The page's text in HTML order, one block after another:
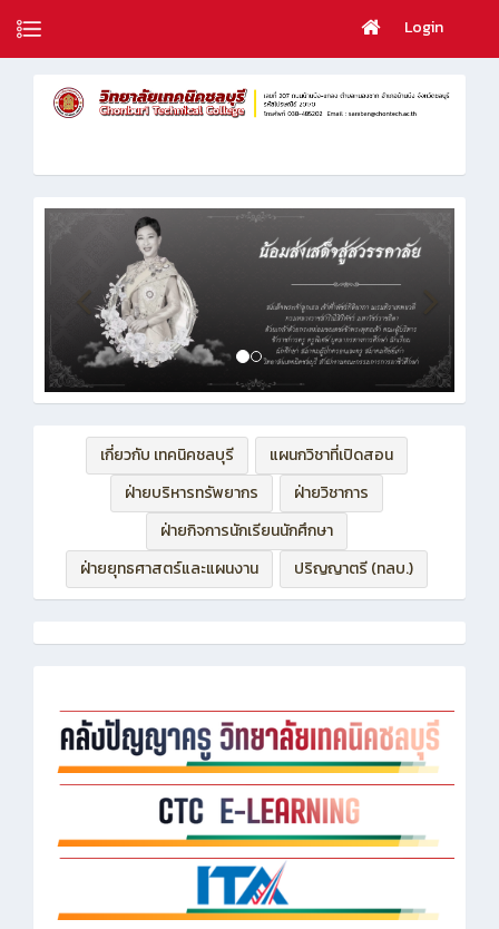
Login
เกี่ยวกับ เทคนิคชลบุรี
แผนกวิชาที่เปิดสอน
ฝ่ายบริหารทรัพยากร
ฝ่ายวิชาการ
ฝ่ายกิจการนักเรียนนักศึกษา
ฝ่ายยุทธศาสตร์และแผนงาน
ปริญญาตรี (ทลบ.)